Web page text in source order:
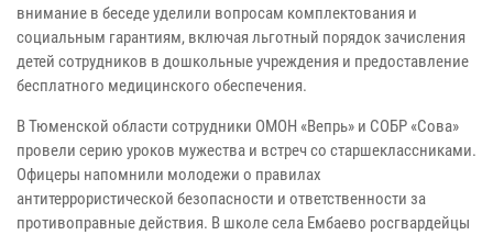
внимание в беседе уделили вопросам комплектования и
социальным гарантиям, включая льготный порядок зачисления
детей сотрудников в дошкольные учреждения и предоставление
бесплатного медицинского обеспечения.
В Тюменской области сотрудники ОМОН «Вепрь» и СОБР «Сова»
провели серию уроков мужества и встреч со старшеклассниками.
Офицеры напомнили молодежи о правилах
антитеррористической безопасности и ответственности за
противоправные действия. В школе села Ембаево росгвардейцы